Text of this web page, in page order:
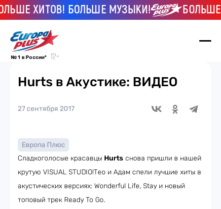
ХИТОВ! БОЛЬШЕ МУЗЫКИ! БОЛЬШЕ
№ 1 в России*
Hurts в Акустике: ВИДЕО
27 сентября 2017
Европа Плюс
Сладкоголосые красавцы Hurts снова пришли в нашей
крутую VISUAL STUDIO!Тео и Адам спели лучшие хиты в
акустических версиях: Wonderful Life, Stay и новый
топовый трек Ready To Go.